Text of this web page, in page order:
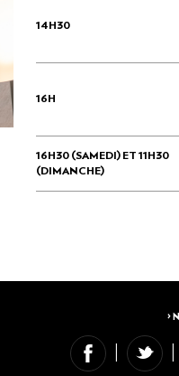
14H30
16H
16H30 (SAMEDI) ET 11H30
(DIMANCHE)
>